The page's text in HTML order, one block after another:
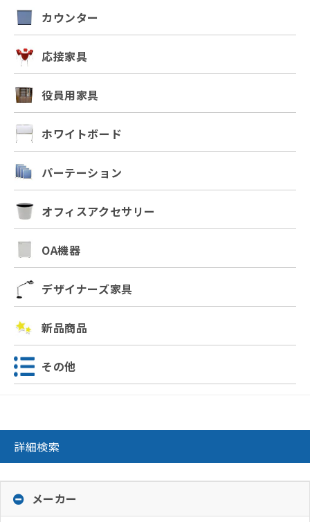
カウンター
応接家具
役員用家具
ホワイトボード
パーテーション
オフィスアクセサリー
OA機器
デザイナーズ家具
新品商品
その他
詳細検索
メーカー